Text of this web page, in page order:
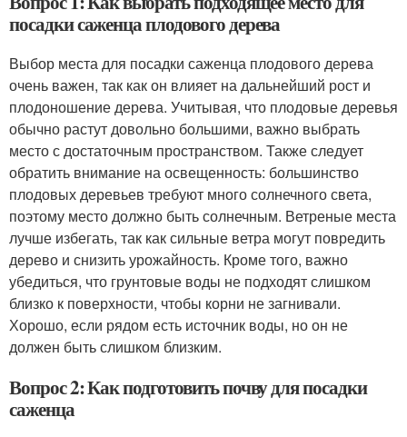
посадки саженца плодового дерева
Выбор места для посадки саженца плодового дерева
очень важен, так как он влияет на дальнейший рост и
плодоношение дерева. Учитывая, что плодовые деревья
обычно растут довольно большими, важно выбрать
место с достаточным пространством. Также следует
обратить внимание на освещенность: большинство
плодовых деревьев требуют много солнечного света,
поэтому место должно быть солнечным. Ветреные места
лучше избегать, так как сильные ветра могут повредить
дерево и снизить урожайность. Кроме того, важно
убедиться, что грунтовые воды не подходят слишком
близко к поверхности, чтобы корни не загнивали.
Хорошо, если рядом есть источник воды, но он не
должен быть слишком близким.
Вопрос 2: Как подготовить почву для посадки
саженца